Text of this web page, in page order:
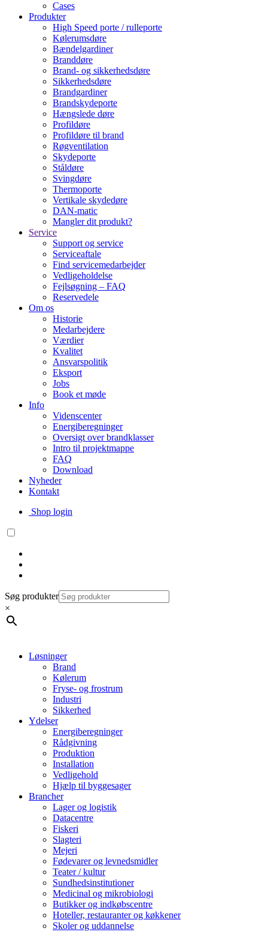
Cases
Produkter
High Speed porte / rulleporte
Kølerumsdøre
Bændelgardiner
Branddøre
Brand- og sikkerhedsdøre
Sikkerhedsdøre
Brandgardiner
Brandskydeporte
Hængslede døre
Profildøre
Profildøre til brand
Røgventilation
Skydeporte
Ståldøre
Svingdøre
Thermoporte
Vertikale skydedøre
DAN-matic
Mangler dit produkt?
Service
Support og service
Serviceaftale
Find servicemedarbejder
Vedligeholdelse
Fejlsøgning – FAQ
Reservedele
Om os
Historie
Medarbejdere
Værdier
Kvalitet
Ansvarspolitik
Eksport
Jobs
Book et møde
Info
Videnscenter
Energiberegninger
Oversigt over brandklasser
Intro til projektmappe
FAQ
Download
Nyheder
Kontakt
Shop login
Søg produkter
×
Løsninger
Brand
Kølerum
Fryse- og frostrum
Industri
Sikkerhed
Ydelser
Energiberegninger
Rådgivning
Produktion
Installation
Vedligehold
Hjælp til byggesager
Brancher
Lager og logistik
Datacentre
Fiskeri
Slagteri
Mejeri
Fødevarer og levnedsmidler
Teater / kultur
Sundhedsinstitutioner
Medicinal og mikrobiologi
Butikker og indkøbscentre
Hoteller, restauranter og køkkener
Skoler og uddannelse